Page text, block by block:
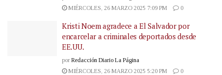
MIÉRCOLES, 26 MARZO 2025 7:09 PM
0
Kristi Noem agradece a El Salvador por
encarcelar a criminales deportados desde
EE.UU.
por Redacción Diario La Página
MIÉRCOLES, 26 MARZO 2025 5:20 PM
0